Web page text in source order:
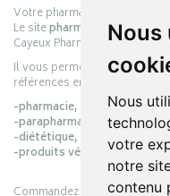
Nous
Nous
votre
notre
contenu
Votre pharmacie en ligne :
Le sitepharmacie-cayeux.fr
Cayeux Pharmabest Berck-
Il vous permet de réaliser
références en :
-pharmacie,
-parapharmacie,
-diététique,
-produits vétérinaires.